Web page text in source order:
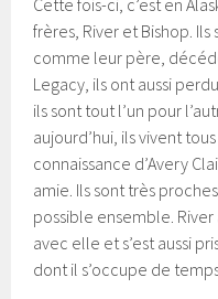
frères, River et Bishop.
comme leur père,
Legacy, ils ont aussi
ils sont tout l’un pour
aujourd’hui, ils vivent
connaissance d’Avery
amie. Ils sont très
possible ensemble.
avec elle et s’est aussi
dont il s’occupe de